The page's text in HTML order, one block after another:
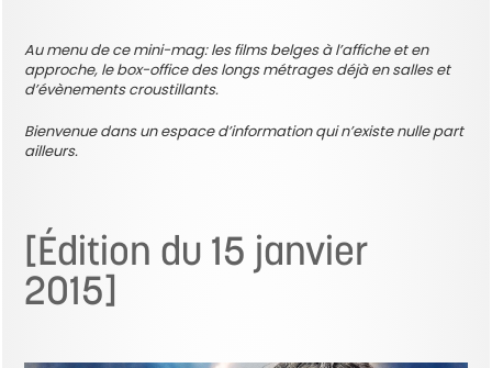
Au menu de ce mini-mag: les films belges à l’affiche et en
approche, le box-office des longs métrages déjà en salles et
d’évènements croustillants.
Bienvenue dans un espace d’information qui n’existe nulle part
ailleurs.
[Édition du 15 janvier
2015]